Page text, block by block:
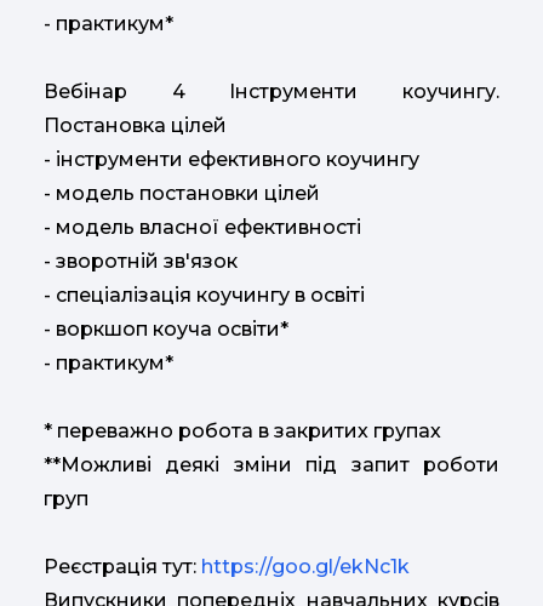
- практикум*
Вебінар 4 Інструменти коучингу.
Постановка цілей
- інструменти ефективного коучингу
- модель постановки цілей
- модель власної ефективності
- зворотній зв'язок
- спеціалізація коучингу в освіті
- воркшоп коуча освіти*
- практикум*
* переважно робота в закритих групах
**Можливі деякі зміни під запит роботи
груп
Реєстрація тут: https://goo.gl/ekNc1k
Випускники попередніх навчальних курсів